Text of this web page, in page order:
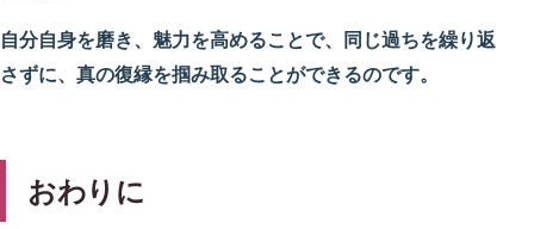
自分自身を磨き、魅力を高めることで、同じ過ちを繰り返
さずに、真の復縁を掴み取ることができるのです。
おわりに